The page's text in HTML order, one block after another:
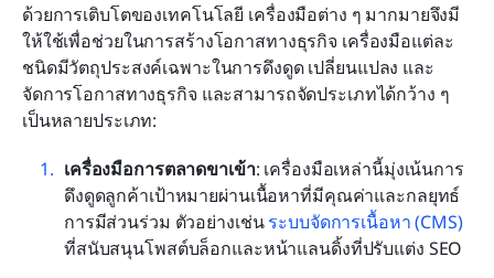
ด้วยการเติบโตของเทคโนโลยี เครื่องมือต่าง ๆ มากมายจึงมี
ให้ใช้เพื่อช่วยในการสร้างโอกาสทางธุรกิจ เครื่องมือแต่ละ
ชนิดมีวัตถุประสงค์เฉพาะในการดึงดูด เปลี่ยนแปลง และ
จัดการโอกาสทางธุรกิจ และสามารถจัดประเภทได้กว้าง ๆ
เป็นหลายประเภท:
เครื่องมือการตลาดขาเข้า: เครื่องมือเหล่านี้มุ่งเน้นการ
ดึงดูดลูกค้าเป้าหมายผ่านเนื้อหาที่มีคุณค่าและกลยุทธ์
การมีส่วนร่วม ตัวอย่างเช่น
ระบบจัดการเนื้อหา (CMS)
ที่สนับสนุนโพสต์บล็อกและหน้าแลนดิ้งที่ปรับแต่ง SEO